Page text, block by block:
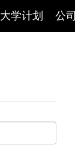
大学计划 公司